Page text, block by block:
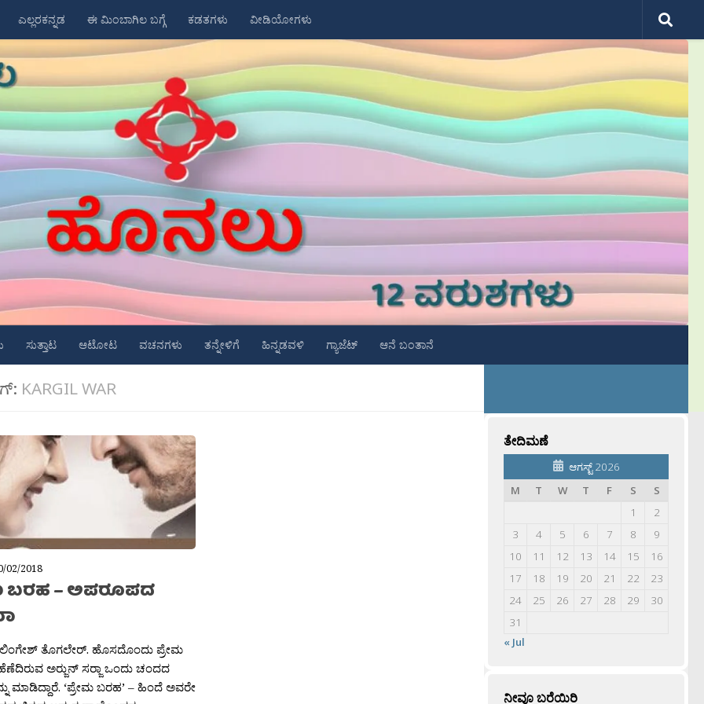
ಎಲ್ಲರಕನ್ನಡ ಈ ಮಿಂಬಾಗಿಲ ಬಗ್ಗೆ ಕಡತಗಳು ವೀಡಿಯೋಗಳು
ಸುತ್ತಾಟ ಆಟೋಟ ವಚನಗಳು ತನ್ನೇಳಿಗೆ ಹಿನ್ನಡವಳಿ ಗ್ಯಾಜೆಟ್ ಆನೆ ಬಂತಾನೆ
KARGIL WAR
02/2018
ಬರಹ – ಅಪರೂಪದ
ತೊಗಲೇರ್. ಹೊಸದೊಂದು ಪ್ರೇಮ
ಹೆಣೆದಿರುವ ಅರ‍್ಜುನ್ ಸರ‍್ಜಾ ಒಂದು ಚಂದದ
ಮಾಡಿದ್ದಾರೆ. ‘ಪ್ರೇಮ ಬರಹ’ – ಹಿಂದೆ ಅವರೇ
ತೇದಿಮಣೆ
ಆಗಸ್ಟ್ 2026
M
T W T F S
S
1
2
3
4 5 6 7 8
9
10
11 12 13 14 15
16
17
18 19 20 21 22
23
24
25 26 27 28 29
30
31
« Jul
ನೀವೂ ಬರೆಯಿರಿ